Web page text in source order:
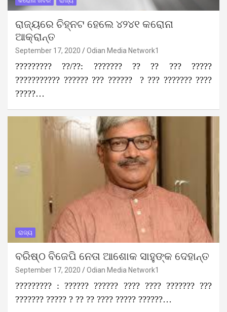
ରାଜ୍ୟରେ ଚିହ୍ନଟ ହେଲେ ୪୨୪୧ କରୋନା
ଆକ୍ରାନ୍ତ
September 17, 2020 Odian Media Network1
????????? ??/??: ??????? ?? ?? ??? ?????
??????????? ?????? ??? ?????? ? ??? ??????? ????
?????…
ରାଜ୍ୟ
ବରିଷ୍ଠ ବିଜେପି ନେତା ଆଶୋକ ସାହୁଙ୍କ ଦେହାନ୍ତ
September 17, 2020 Odian Media Network1
????????? : ?????? ?????? ???? ???? ??????? ???
??????? ????? ? ?? ?? ???? ????? ??????…